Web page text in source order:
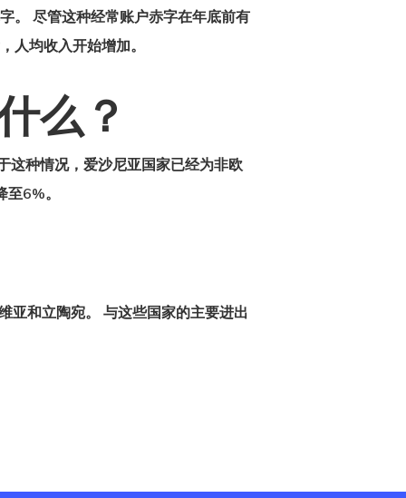
。 尽管这种经常账户赤字在年底前有
人均收入开始增加。
么？
这种情况，爱沙尼亚国家已经为非欧
6%。
亚和立陶宛。 与这些国家的主要进出